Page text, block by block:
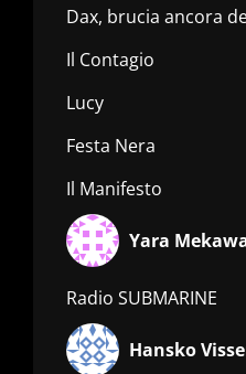
Dax, brucia ancora
Il Contagio
Lucy
Festa Nera
Il Manifesto
Yara
Radio SUBMARINE
Hansko